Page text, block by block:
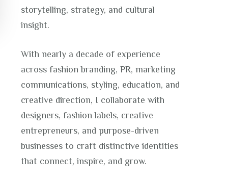
storytelling, strategy, and cultural
insight.
With nearly a decade of experience
across fashion branding, PR, marketing
communications, styling, education, and
creative direction, I collaborate with
designers, fashion labels, creative
entrepreneurs, and purpose-driven
businesses to craft distinctive identities
that connect, inspire, and grow.